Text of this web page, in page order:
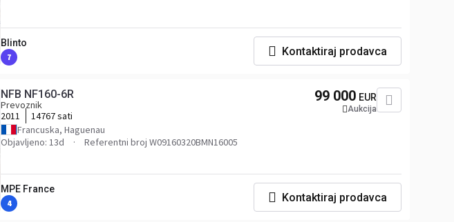
Blinto
7 Kontaktiraj prodavca
NFB NF160-6R
Prevoznik
2011
14767 sati
Francuska, Haguenau
Objavljeno: 13d
Referentni broj W09160320BMN16005
99 000 EUR
Aukcija
MPE France
4 Kontaktiraj prodavca